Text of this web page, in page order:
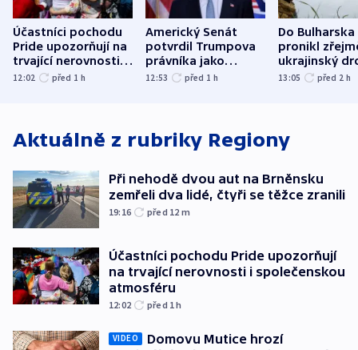
Účastníci pochodu
Pride upozorňují na
trvající nerovnosti i
společenskou
12:02 před 1 h
Americký Senát
potvrdil Trumpova
právníka jako
ministra
12:53 před 1 h
Do Bulharska
pronikl
ukrajinský
explodoval
13:05 před 2 h
Aktuálně z rubriky Regiony
Při nehodě dvou aut na Brněnsku
zemřeli dva lidé, čtyři se těžce zranili
19:16 před 12 m
Účastníci pochodu Pride upozorňují
na trvající nerovnosti i společenskou
atmosféru
12:02 před 1h
VIDEO
Domovu Mutice hrozí